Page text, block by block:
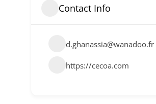
Contact Info
d.ghanassia@wanadoo.fr
https://cecoa.com